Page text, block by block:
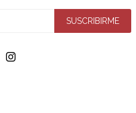
SUSCRIBIRME
